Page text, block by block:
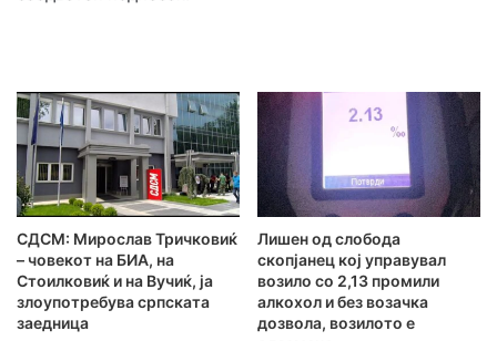
СДСМ: Мирослав Тричковиќ
– човекот на БИА, на
Стоилковиќ и на Вучиќ, ја
злоупотребува српската
заедница
Лишен од слобода
скопјанец кој управувал
возило со 2,13 промили
алкохол и без возачка
дозвола, возилото е